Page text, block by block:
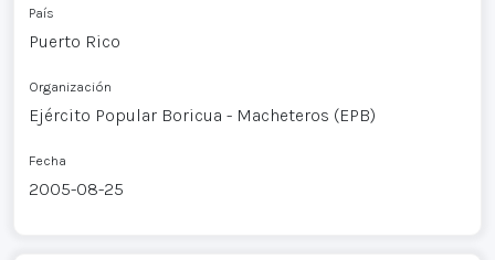
País
Puerto Rico
Organización
Ejército Popular Boricua - Macheteros (EPB)
Fecha
2005-08-25